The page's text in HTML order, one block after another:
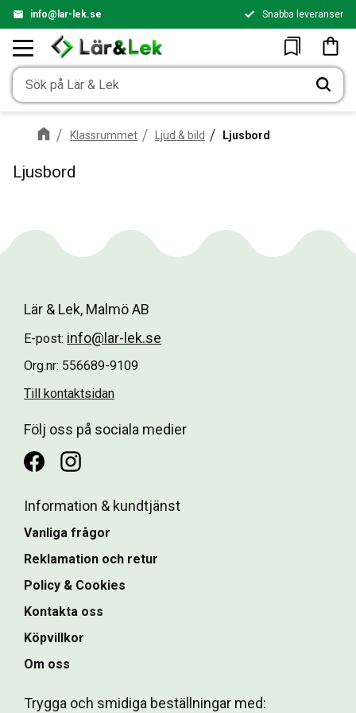
info@lar-lek.se Snabba leveranser
Favoriter
Klassrummet Ljud & bild Ljusbord
Ljusbord
Lär & Lek, Malmö AB
E-post: info@lar-lek.se
Org.nr: 556689-9109
Till kontaktsidan
Följ oss på sociala medier
Information & kundtjänst
Vanliga frågor
Reklamation och retur
Policy & Cookies
Kontakta oss
Köpvillkor
Om oss
Trygga och smidiga beställningar med: